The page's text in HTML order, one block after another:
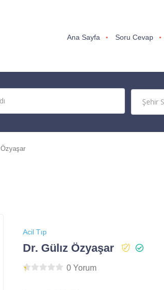
Ana Sayfa Soru Cevap
Özyaşar
Acil Tıp
Dr. Gülız Özyaşar
0 Yorum